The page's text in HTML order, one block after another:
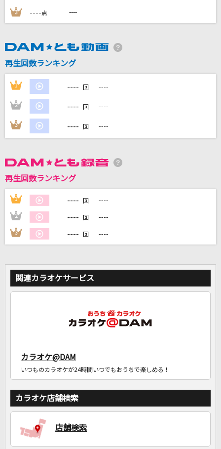
[生音]言って。
浜崎あゆみ
カラオケ最新情報をチェック！
3 ----点 ----
再生回数ランキング
1 ---- 回 ----
2 ---- 回 ----
3 ---- 回 ----
再生回数ランキング
1 ---- 回 ----
2 ---- 回 ----
3 ---- 回 ----
関連カラオケサービス
カラオケ@DAM
いつものカラオケが24時間いつでもおうちで楽しめる！
カラオケ店舗検索
店舗検索